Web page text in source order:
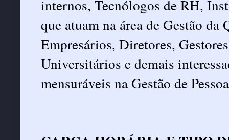
internos, Tecnólogos de RH,
que atuam na área de Gestão
Empresários, Diretores,
Universitários e demais
mensuráveis na Gestão de